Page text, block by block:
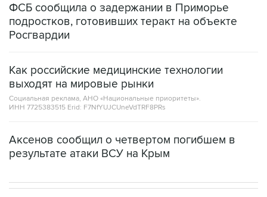
ФСБ сообщила о задержании в Приморье
подростков, готовивших теракт на объекте
Росгвардии
Как российские медицинские технологии
выходят на мировые рынки
Социальная реклама, АНО «Национальные приоритеты».
ИНН 7725383515 Erid: F7NfYUJCUneVdTRF8PRs
Аксенов сообщил о четвертом погибшем в
результате атаки ВСУ на Крым